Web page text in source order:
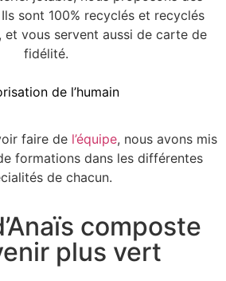
sont 100% recyclés et recyclés
et vous servent aussi de carte de
fidélité.
de l’humain
faire de l’équipe, nous avons mis
formations dans les différentes
de chacun.
composte
plus vert